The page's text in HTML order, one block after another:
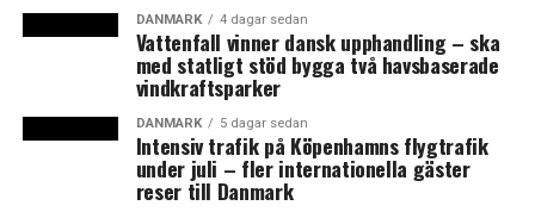
DANMARK 4 dagar sedan
Vattenfall vinner dansk upphandling – ska
med statligt stöd bygga två havsbaserade
vindkraftsparker
DANMARK 5 dagar sedan
Intensiv trafik på Köpenhamns flygtrafik
under juli – fler internationella gäster
reser till Danmark